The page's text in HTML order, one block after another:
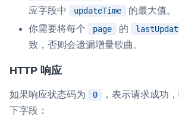
应字段中
updateTime
的最大值。
你需要将每个
page 的
致，否则会遗漏增量歌曲。
HTTP 响应
如果响应状态码为 0
，表示请求成功
下字段：